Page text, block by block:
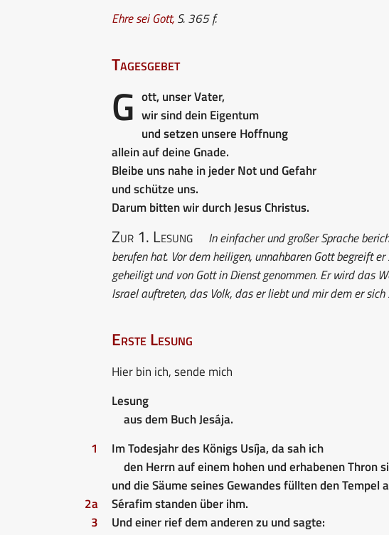
Ehre sei Gott,S. 365 f.
Tagesgebet
G ott, unser Vater,
wir sind dein Eigentum
und setzen unsere Hoffnung
allein auf deine Gnade.
Bleibe uns nahe in jeder Not und Gefahr
und schütze uns.
Darum bitten wir durch Jesus Christus.
Zur 1. Lesung
In einfacher und großer Sprache
berufen hat. Vor dem heiligen, unnahbaren Gott begreift
geheiligt und von Gott in Dienst genommen. Er wird das
Israel auftreten, das Volk, das er liebt und mir dem er
Erste Lesung
Hier bin ich, sende mich
Lesung
aus dem Buch Jesája.
1
Im Todesjahr des Königs Usíja, da sah ich
den Herrn auf einem hohen und erhabenen Thron
und die Säume seines Gewandes füllten den Tempel
2a
Sérafim standen über ihm.
3
Und einer rief dem anderen zu und sagte: